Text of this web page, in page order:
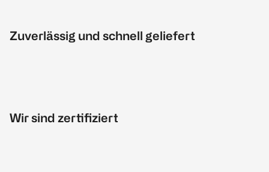
Zuverlässig und schnell geliefert
Wir sind zertifiziert